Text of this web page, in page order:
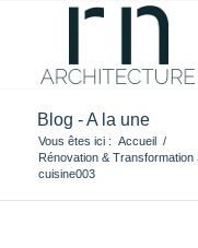
Blog - A la une
Vous êtes ici : Accueil /
Rénovation & Transformation
cuisine003